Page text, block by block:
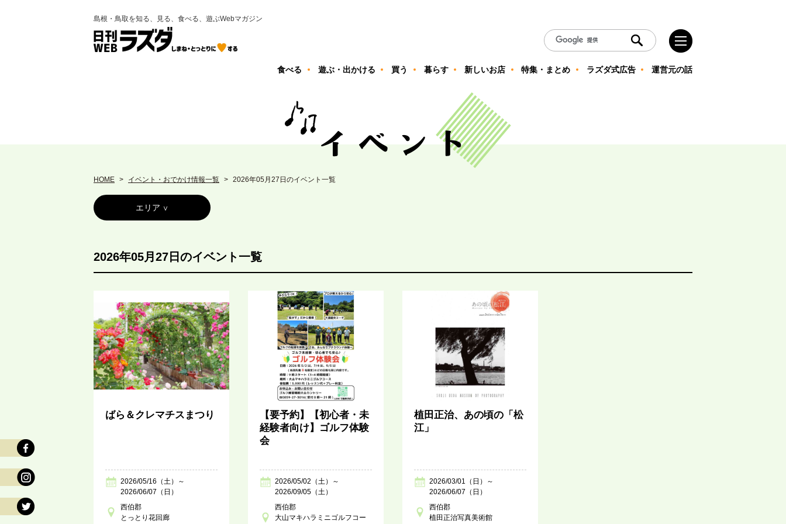
島根・鳥取を知る、見る、食べる、遊ぶWebマガジン
食べる 遊ぶ・出かける 買う 暮らす 新しいお店 特集・まとめ ラズダ式広告 運営元の話
HOME イベント・おでかけ情報一覧 2026年05月27日のイベント一覧
エリア
2026年05月27日のイベント一覧
ばら＆クレマチスまつり
2026/05/16（土）～
2026/06/07（日）
西伯郡
とっとり花回廊
【要予約】【初心者・未
経験者向け】ゴルフ体験
会
2026/05/02（土）～
2026/09/05（土）
西伯郡
大山マキハラミニゴルフコー
植田正治、あの頃の「松
江」
2026/03/01（日）～
2026/06/07（日）
西伯郡
植田正治写真美術館